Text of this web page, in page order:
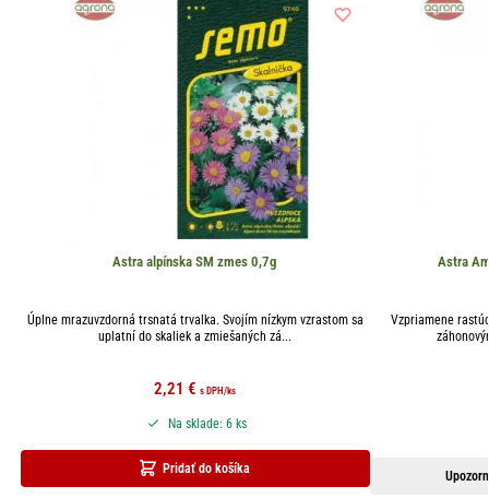
Astra alpínska SM zmes 0,7g
Úplne mrazuvzdorná trsnatá trvalka. Svojím nízkym vzrastom sa
uplatní do skaliek a zmiešaných zá...
2,21€ s DPH/ks
Pridať do košíka
Na sklade: 6 ks
Astra
Vzpriamene